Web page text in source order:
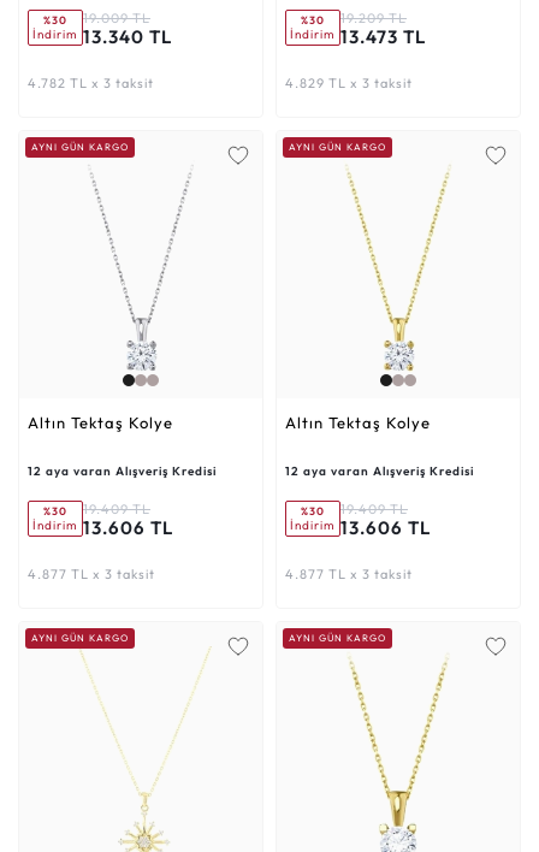
%30
İndirim
19.009 TL
13.340 TL
4.782 TL x 3 taksit
%30
İndirim
19.209 TL
13.473 TL
4.829 TL x 3 taksit
AYNI GÜN KARGO
Altın Tektaş Kolye
12 aya varan Alışveriş Kredisi
%30
İndirim
19.409 TL
13.606 TL
4.877 TL x 3 taksit
AYNI GÜN KARGO
Altın Tektaş Kolye
12 aya varan Alışveriş Kredisi
%30
İndirim
19.409 TL
13.606 TL
4.877 TL x 3 taksit
AYNI GÜN KARGO AYNI GÜN KARGO